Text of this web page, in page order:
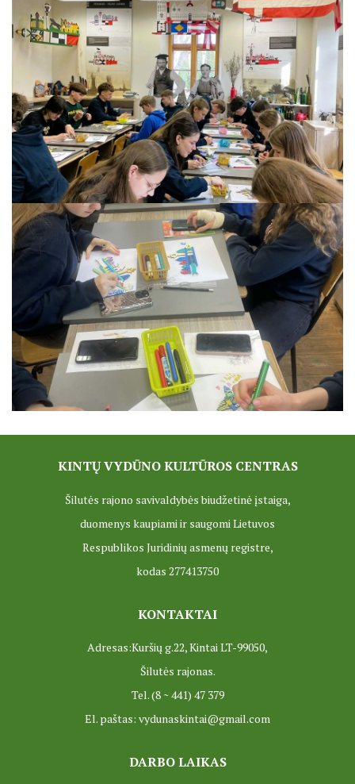
KINTŲ VYDŪNO KULTŪROS CENTRAS
Šilutės rajono savivaldybės biudžetinė įstaiga,
duomenys kaupiami ir saugomi Lietuvos
Respublikos Juridinių asmenų registre,
kodas 277413750
KONTAKTAI
Adresas:Kuršių g.22, Kintai LT-99050,
Šilutės rajonas.
Tel. (8 ~ 441) 47 379
El. paštas: vydunaskintai@gmail.com
DARBO LAIKAS